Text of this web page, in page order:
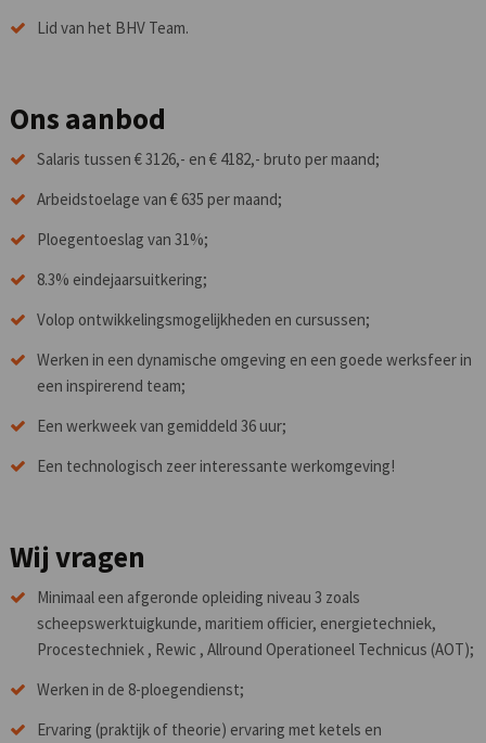
Lid van het BHV Team.
Ons aanbod
Salaris tussen € 3126,- en € 4182,- bruto per maand;
Arbeidstoelage van € 635 per maand;
Ploegentoeslag van 31%;
8.3% eindejaarsuitkering;
Volop ontwikkelingsmogelijkheden en cursussen;
Werken in een dynamische omgeving en een goede werksfeer in
een inspirerend team;
Een werkweek van gemiddeld 36 uur;
Een technologisch zeer interessante werkomgeving!
Wij vragen
Minimaal een afgeronde opleiding niveau 3 zoals
scheepswerktuigkunde, maritiem officier, energietechniek,
Procestechniek , Rewic , Allround Operationeel Technicus (AOT);
Werken in de 8-ploegendienst;
Ervaring (praktijk of theorie) ervaring met ketels en